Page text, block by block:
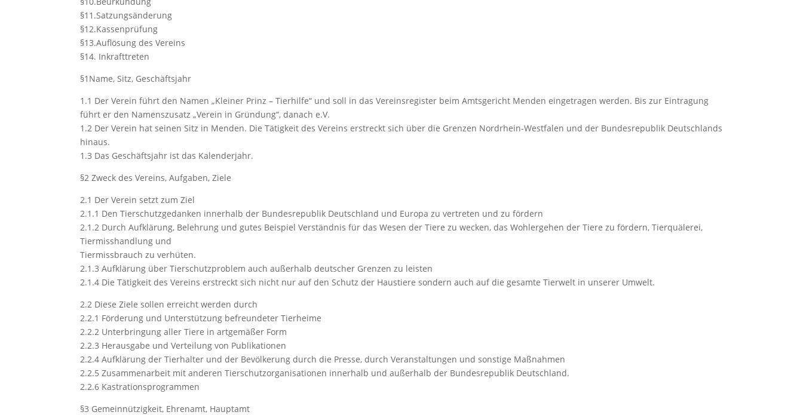
§11.Satzungsänderung
§12.Kassenprüfung
§13.Auflösung des Vereins
§14. Inkrafttreten
§1Name, Sitz, Geschäftsjahr
1.1 Der Verein führt den Namen „Kleiner Prinz – Tierhilfe“ und soll in das Vereinsregister beim Amtsgericht Menden eingetragen werden. Bis zur Eintragung
führt er den Namenszusatz „Verein in Gründung“, danach e.V.
1.2 Der Verein hat seinen Sitz in Menden. Die Tätigkeit des Vereins erstreckt sich über die Grenzen Nordrhein-Westfalen und der Bundesrepublik Deutschlands
hinaus.
1.3 Das Geschäftsjahr ist das Kalenderjahr.
§2 Zweck des Vereins, Aufgaben, Ziele
2.1 Der Verein setzt zum Ziel
2.1.1 Den Tierschutzgedanken innerhalb der Bundesrepublik Deutschland und Europa zu vertreten und zu fördern
2.1.2 Durch Aufklärung, Belehrung und gutes Beispiel Verständnis für das Wesen der Tiere zu wecken, das Wohlergehen der Tiere zu fördern, Tierquälerei,
Tiermisshandlung und
Tiermissbrauch zu verhüten.
2.1.3 Aufklärung über Tierschutzproblem auch außerhalb deutscher Grenzen zu leisten
2.1.4 Die Tätigkeit des Vereins erstreckt sich nicht nur auf den Schutz der Haustiere sondern auch auf die gesamte Tierwelt in unserer Umwelt.
2.2 Diese Ziele sollen erreicht werden durch
2.2.1 Förderung und Unterstützung befreundeter Tierheime
2.2.2 Unterbringung aller Tiere in artgemäßer Form
2.2.3 Herausgabe und Verteilung von Publikationen
2.2.4 Aufklärung der Tierhalter und der Bevölkerung durch die Presse, durch Veranstaltungen und sonstige Maßnahmen
2.2.5 Zusammenarbeit mit anderen Tierschutzorganisationen innerhalb und außerhalb der Bundesrepublik Deutschland.
2.2.6 Kastrationsprogrammen
§3 Gemeinnützigkeit, Ehrenamt, Hauptamt